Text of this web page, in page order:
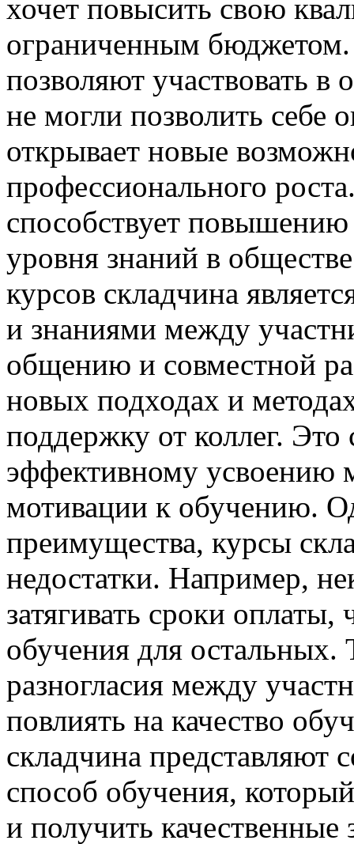
хочет повысить свою
ограниченным
позволяют участвовать
не могли позволить себе
открывает новые
профессионального
способствует
уровня знаний в
курсов складчина
и знаниями между
общению и совместной
новых подходах и
поддержку от коллег. Это
эффективному усвоению
мотивации к обучению.
преимущества, курсы
недостатки. Например,
затягивать сроки
обучения для
разногласия между
повлиять на качество
складчина
способ обучения,
и получить